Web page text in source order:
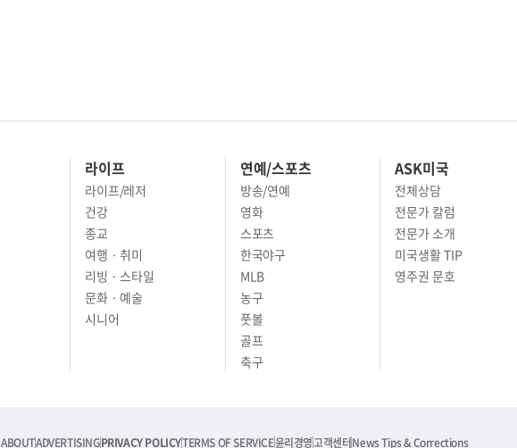
라이프
라이프/레저
건강
종교
여행 · 취미
리빙 · 스타일
문화 · 예술
시니어
연예/스포츠
방송/연예
영화
스포츠
한국야구
MLB
농구
풋볼
골프
축구
ASK미국
전체상담
전문가 칼럼
전문가 소개
미국생활 TIP
영주권 문호
ABOUTADVERTISINGPRIVACY POLICYTERMS OF SERVICE윤리경영고객센터News Tips & Corrections